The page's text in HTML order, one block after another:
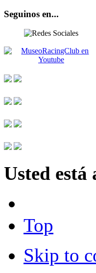
Seguinos en...
Usted está
Top
Skip to